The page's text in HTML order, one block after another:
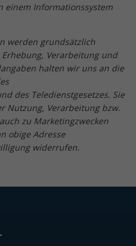
Informationssystem
werden grundsätzlich
Verarbeitung und
halten wir uns an die
des Teledienstgesetzes. Sie
Nutzung, Verarbeitung bzw.
zu Marketingzwecken
obige Adresse
widerrufen.